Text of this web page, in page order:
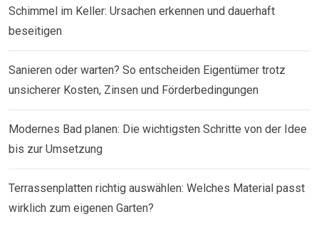
Schimmel im Keller: Ursachen erkennen und dauerhaft
beseitigen
Sanieren oder warten? So entscheiden Eigentümer trotz
unsicherer Kosten, Zinsen und Förderbedingungen
Modernes Bad planen: Die wichtigsten Schritte von der Idee
bis zur Umsetzung
Terrassenplatten richtig auswählen: Welches Material passt
wirklich zum eigenen Garten?